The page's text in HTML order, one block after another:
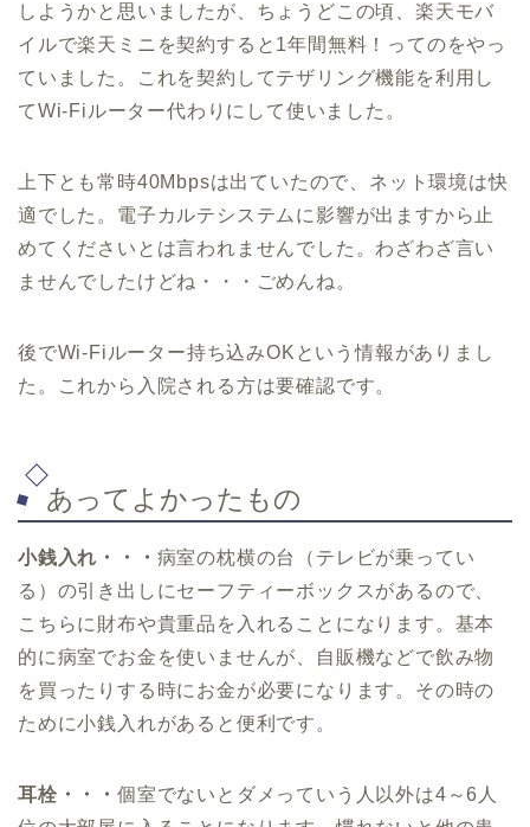
しようかと思いましたが、ちょうどこの頃、楽天モバ
イルで楽天ミニを契約すると1年間無料！ってのをやっ
ていました。これを契約してテザリング機能を利用し
てWi-Fiルーター代わりにして使いました。
上下とも常時40Mbpsは出ていたので、ネット環境は快
適でした。電子カルテシステムに影響が出ますから止
めてくださいとは言われませんでした。わざわざ言い
ませんでしたけどね・・・ごめんね。
後でWi-Fiルーター持ち込みOKという情報がありまし
た。これから入院される方は要確認です。
あってよかったもの
小銭入れ・・・ 病室の枕横の台（テレビが乗ってい
る）の引き出しにセーフティーボックスがあるので、
こちらに財布や貴重品を入れることになります。基本
的に病室でお金を使いませんが、自販機などで飲み物
を買ったりする時にお金が必要になります。その時の
ために小銭入れがあると便利です。
耳栓・・・ 個室でないとダメっていう人以外は4～6人